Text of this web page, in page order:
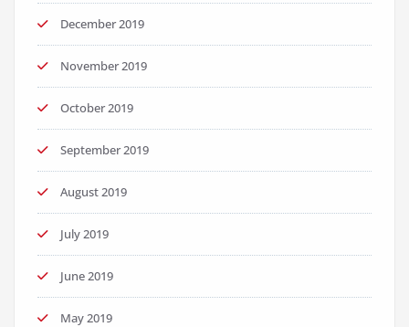
December 2019
November 2019
October 2019
September 2019
August 2019
July 2019
June 2019
May 2019